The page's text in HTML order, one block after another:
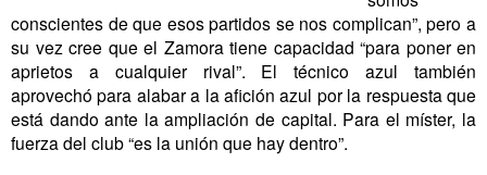
conscientes de que esos partidos se nos complican”, pero a
su vez cree que el Zamora tiene capacidad “para poner en
aprietos a cualquier rival”. El técnico azul también
aprovechó para alabar a la afición azul por la respuesta que
está dando ante la ampliación de capital. Para el míster, la
fuerza del club “es la unión que hay dentro”.